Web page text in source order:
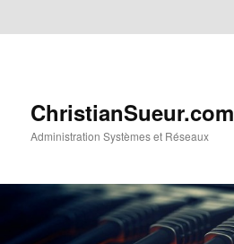
ChristianSueur.com
Administration Systèmes et Réseaux